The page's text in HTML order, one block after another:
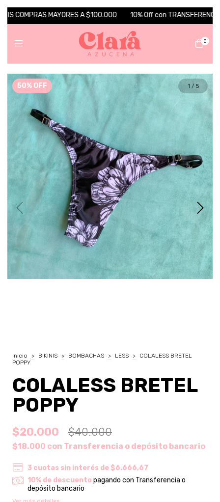
MAYORES A $100.000 10% Off con TRANSFERENCIA
0
50% OFF 1 / 5
Inicio > BIKINIS > BOMBACHAS > LESS >
COLALESS BRETEL
POPPY
COLALESS BRETEL
POPPY
$20.000 $40.000
$18.000 con Transferencia o depósito bancario
3 cuotas sin interés de $6.666,67
10% de descuentopagando con Transferencia o
depósito bancario